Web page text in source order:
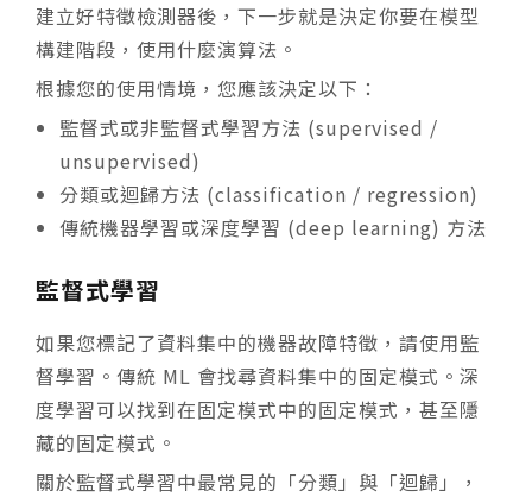
建立好特徵檢測器後，下一步就是決定你要在模型
構建階段，使用什麼演算法。
根據您的使用情境，您應該決定以下：
監督式或非監督式學習方法 (supervised /
unsupervised)
分類或迴歸方法 (classification / regression)
傳統機器學習或深度學習 (deep learning) 方法
監督式學習
如果您標記了資料集中的機器故障特徵，請使用監
督學習。傳統 ML 會找尋資料集中的固定模式。深
度學習可以找到在固定模式中的固定模式，甚至隱
藏的固定模式。
關於監督式學習中最常見的「分類」與「迴歸」，